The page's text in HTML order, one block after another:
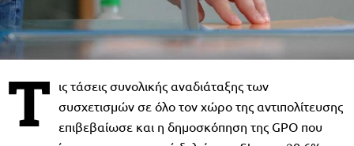
Τ ις τάσεις συνολικής αναδιάταξης των
συσχετισμών σε όλο τον χώρο της αντιπολίτευσης
επιβεβαίωσε και η δημοσκόπηση της GPO που